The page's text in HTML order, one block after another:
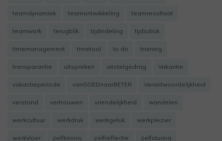
teamdynamiek teamontwikkeling teamresultaat
teamwork terugblik tijdindeling tijdsdruk
timemanagement timetool to do training
transparantie uitspreken uitstelgedrag Vakantie
vakantieperiode vanGOEDnaarBETER Verantwoordelijkheid
verstand vertrouwen vriendelijkheid wandelen
werkcultuur werkdruk werkgeluk werkplezier
werkvloer zelfkennis zelfreflectie zelfsturing